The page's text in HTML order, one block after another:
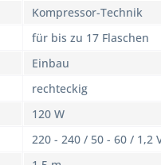
Kompressor-Technik
für bis zu 17 Flaschen
Einbau
rechteckig
120 W
220 - 240 / 50 - 60 / 1,2